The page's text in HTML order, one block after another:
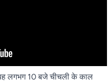
लगभग 10 बजे चीचली के काल